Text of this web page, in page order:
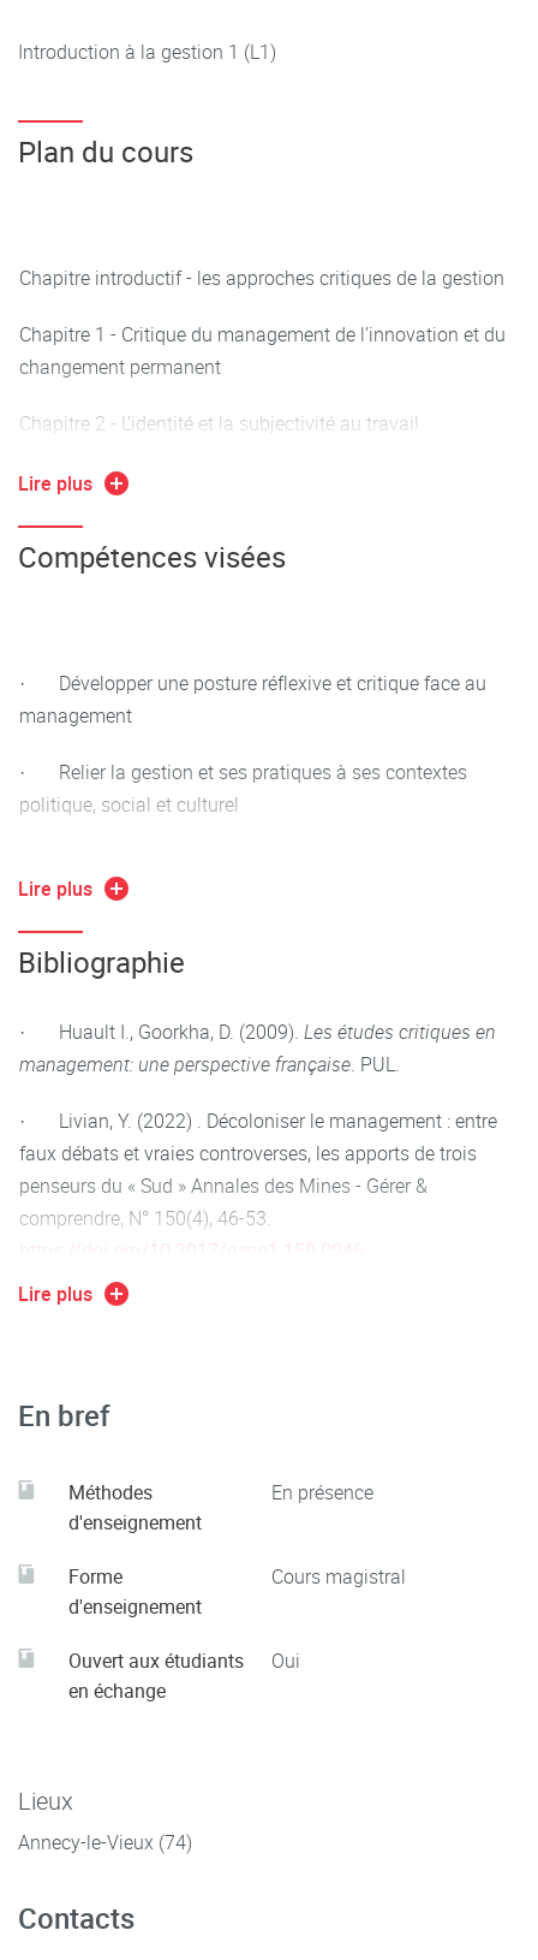
Introduction à la gestion 1 (L1)
Plan du cours
Chapitre introductif - les approches critiques de la gestion
Chapitre 1 - Critique du management de l’innovation et du
changement permanent
Chapitre 2 - L’identité et la subjectivité au travail
Chapitre 3 - Lecture critique de l’héritage colonial dans le
Chapitre 4 - Management et environnement : critique de la
Chapitre conclusif
Lire plus
Compétences visées
· Développer une posture réflexive et critique face au
management
· Relier la gestion et ses pratiques à ses contextes
politique, social et culturel
intellectuelle
Lire plus
Bibliographie
· Huault I., Goorkha, D. (2009). Les études critiques en
management: une perspective française. PUL.
· Livian, Y. (2022) . Décoloniser le management : entre
faux débats et vraies controverses, les apports de trois
penseurs du « Sud » Annales des Mines - Gérer &
comprendre, N° 150(4), 46-53.
https://doi.org/10.3917/geco1.150.0046
· Taupin, B. (2018). Chapitre 17. Les études critiques en
stratégiques : Comment les organisations élaborent leurs
Lire plus
En bref
Méthodes
d'enseignement
En présence
Forme
d'enseignement
Cours magistral
Ouvert aux étudiants
en échange
Oui
Lieux
Annecy-le-Vieux (74)
Contacts